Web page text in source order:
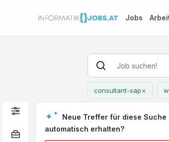
Jobs
consultant-sap×
Neue Treffer für diese Suche
automatisch erhalten?